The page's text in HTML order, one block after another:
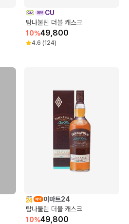
CU
탐나불린 더블 캐스크
10%49,800
4.6 (124)
이마트24
탐나불린 더블 캐스크
10%49,800